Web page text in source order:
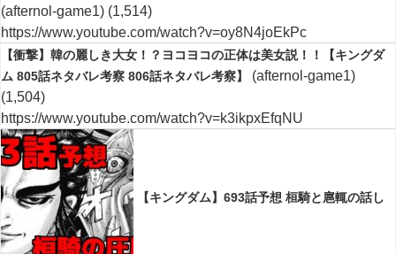
(afternol-game1) (1,514)
https://www.youtube.com/watch?v=oy8N4joEkPc
【衝撃】韓の麗しき大女！？ヨコヨコの正体は美女説！！【キングダ
ム 805話ネタバレ考察 806話ネタバレ考察】
(afternol-game1)
(1,504)
https://www.youtube.com/watch?v=k3ikpxEfqNU
【キングダム】693話予想 桓騎と扈輒の話し